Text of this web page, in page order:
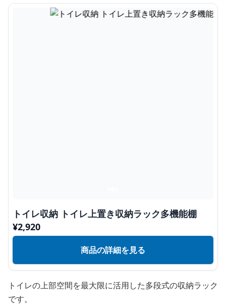
トイレ収納 トイレ上置き収納ラック多機能棚
¥2,920
商品の詳細を見る
トイレの上部空間を最大限に活用した多段式の収納ラック
です。